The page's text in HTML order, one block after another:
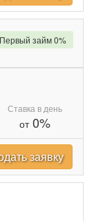
Ставка в день
от0%
Первый займ 0%
заявку